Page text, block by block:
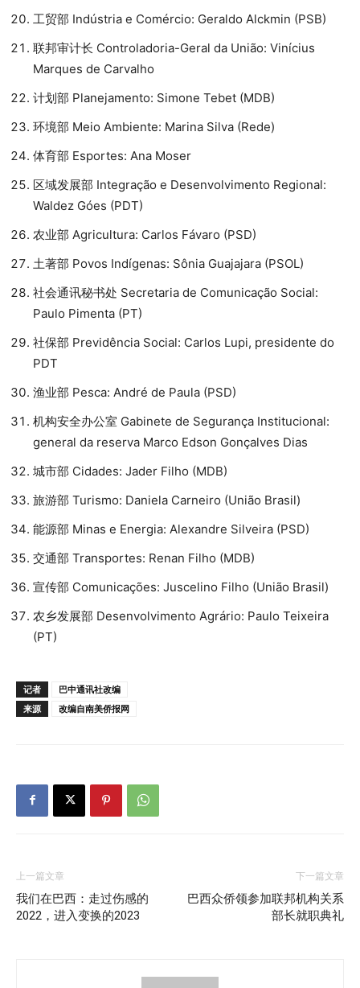
工贸部 Indústria e Comércio: Geraldo Alckmin (PSB)
联邦审计长 Controladoria-Geral da União: Vinícius
Marques de Carvalho
计划部 Planejamento: Simone Tebet (MDB)
环境部 Meio Ambiente: Marina Silva (Rede)
体育部 Esportes: Ana Moser
区域发展部 Integração e Desenvolvimento Regional:
Waldez Góes (PDT)
农业部 Agricultura: Carlos Fávaro (PSD)
土著部 Povos Indígenas: Sônia Guajajara (PSOL)
社会通讯秘书处 Secretaria de Comunicação Social:
Paulo Pimenta (PT)
社保部 Previdência Social: Carlos Lupi, presidente do
PDT
渔业部 Pesca: André de Paula (PSD)
机构安全办公室 Gabinete de Segurança Institucional:
general da reserva Marco Edson Gonçalves Dias
城市部 Cidades: Jader Filho (MDB)
旅游部 Turismo: Daniela Carneiro (União Brasil)
能源部 Minas e Energia: Alexandre Silveira (PSD)
交通部 Transportes: Renan Filho (MDB)
宣传部 Comunicações: Juscelino Filho (União Brasil)
农乡发展部 Desenvolvimento Agrário: Paulo Teixeira
(PT)
记者
巴中通讯社改编
来源
改编自南美侨报网
上一篇文章
我们在巴西：走过伤感的
2022，进入变换的2023
下一篇文章
巴西众侨领参加联邦机构关系
部长就职典礼